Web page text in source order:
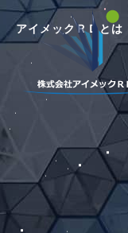
アイメックＲＤとは